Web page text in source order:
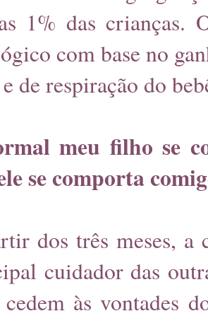
1% das
com base no
de respiração do
meu filho se
se comporta
dos três meses, a
cuidador das
às vontades